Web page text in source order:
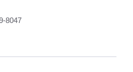
8047